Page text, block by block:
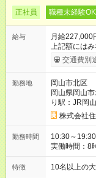
正社員 職種未経験OK
給与
月給227,000
上記額には
ます。 みな
間 23.06時
ます。なお
大2ヶ月）中の
度＞ あなた
タッフが契
頑張ったら
ろも大きな魅力です♪ ◎月2件の契約が取
して【報奨
【全体の約
高水準です！ ＜月収例＞ ・月収37万円（24歳／入社1年目）＝
交通費別
勤務地
岡山市北区
岡山県岡山
り駅：JR岡山
株式会社
勤務時間
10:30～19:30
実働時間：8
とは無縁！
営業活動を行
特徴 10名以上の